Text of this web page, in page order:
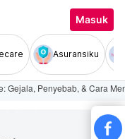
Masuk
Asuransiku
Gejala, Penyebab, & Cara